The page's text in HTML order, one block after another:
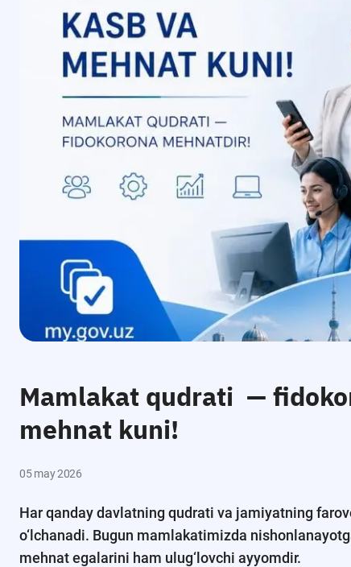
Mamlakat qudrati —
mehnat kuni!
05 may 2026
Har qanday davlatning qudrati va jamiyatning
o‘lchanadi. Bugun mamlakatimizda
mehnat egalarini ham ulug‘lovchi ayyomdir.